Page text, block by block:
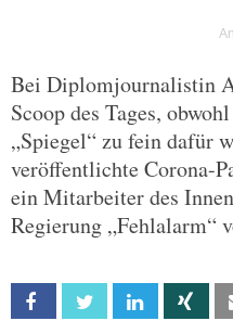
Bei Diplomjournalistin
Scoop des Tages,
„Spiegel“ zu fein dafür
veröffentlichte Corona-
ein Mitarbeiter des
Regierung „Fehlalarm“
Facebook Twitter Linkedin Xing